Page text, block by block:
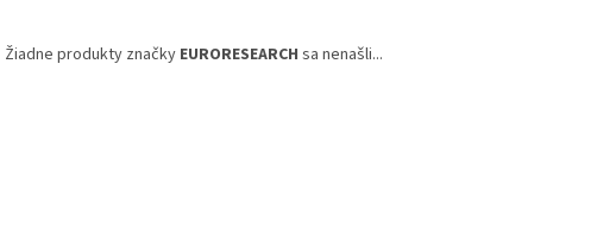
Žiadne produkty značky EURORESEARCH sa nenašli...